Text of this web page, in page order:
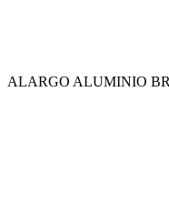
ALARGO ALUMINIO